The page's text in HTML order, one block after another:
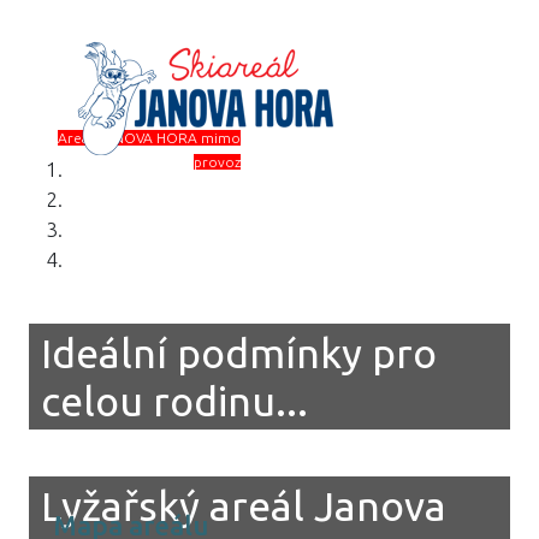
Areál JANOVA HORA mimo
provoz
Ideální podmínky pro
celou rodinu...
Lyžařský areál Janova
Mapa areálu